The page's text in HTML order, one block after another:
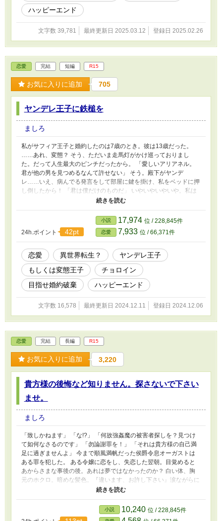
✻3/2タグを変更しました。
ハッピーエンド
文字数 39,781 最終更新日 2025.03.12 登録日 2025.02.26
恋愛 完結 短編 R15
お気に入りに追加 705
ヤンデレ王子に鉄槌を
ましろ
私がサフィア王子と婚約したのは7歳のとき。彼は13歳だった。
……あれ、変態？ そう、ただいま走馬灯がかけ巡っておりまし
た。だって人生最大のピンチだったから。 「愛しいアリアネル。
君が他の男を見つめるなんて許せない」 そう。殿下がヤンデ
レ……いえ、病んでる発言をして部屋に鍵を掛け、私をベッドに押
し倒したから！ 「君は僕だけのものだ」 いやいやいやいや。私は
私のものですよ！ 何とか救いを求めて脳内がフル稼働したらどう
やら現世だけでは足りずに前世まで漁くってしまったみたいです。
逃げられるか、私っ！ ✻基本ゆるふわ設定です。 気を付けていま
すが、誤字脱字などがある為、あとからこっそり修正することがあ
ります。
24h.ポイント 42pt
小説 17,974 位 / 228,845件
恋愛 7,933 位 / 66,371件
恋愛 異世界転生？
ヤンデレ王子
もしくは変態王子
チョロイン
目指せ婚約破棄
ハッピーエンド
文字数 16,578 最終更新日 2024.12.11 登録日 2024.12.06
恋愛 完結 長編 R15
お気に入りに追加 3,220
貴方様の後悔など知りません。探さないで下さい
ませ。
ましろ
「致しかねます」 「な!?」 「何故強姦魔の被害者探しを？見つけ
て如何なさるのです」 「勿論謝罪を！」 「それは貴方様の自己満
足に過ぎませんよ」 今まで順風満帆だった侯爵令息オーガストは
ある罪を犯した。 ある令嬢に恋をし、失恋した翌朝。目覚めると
あからさまな事後の後。あれは夢ではなかったのか？ 白い体、胸
元のホクロ。暗めな髪色。『違います、お許し下さい』涙ながらに
抵抗する声。覚えているのはそれだけ。だが……血痕あり。 私は
誰を抱いたのだ？ 泥酔して罪を犯した男と、それに巻き込まれる
人々と、その恋の行方。 ★幸せな始まりでは無いので、苦手な方
はそっ閉じでお願いします。
小説 10,240 位 / 228,845件